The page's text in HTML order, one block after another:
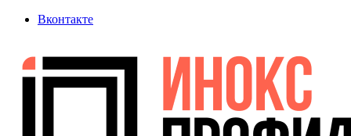
Вконтакте